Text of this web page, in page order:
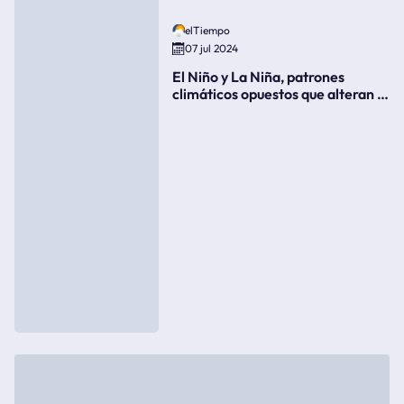
elTiempo
07 jul 2024
El Niño y La Niña, patrones
climáticos opuestos que alteran la